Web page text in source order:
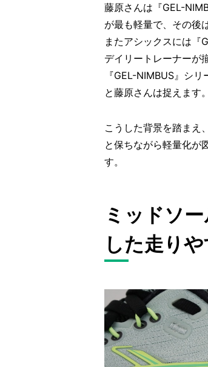
藤原さんは『GEL-
が最も軽量で、その後
またアシックスには『
デイリートレーナーが
『GEL-NIMBUS』シ
と藤原さんは捉えます。
こうした背景を踏まえ
と保ちながら軽量化が
す。
ミッドソ
した走りや